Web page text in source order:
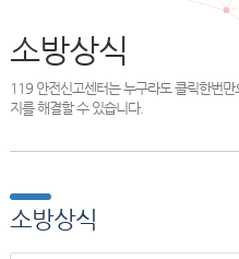
소방상식
119 안전신고센터는 누구라도 클릭한번
지를 해결할 수 있습니다.
소방상식